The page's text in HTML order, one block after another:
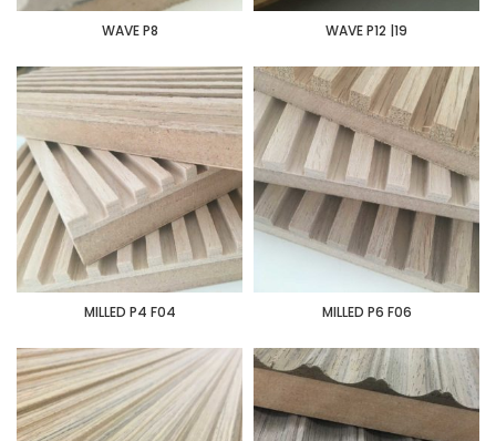
WAVE P8 WAVE P12 |19
MILLED P4 F04 MILLED P6 F06